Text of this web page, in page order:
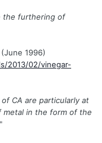
the furthering of
(June 1996)
2013/02/vinegar-
CA are particularly at
metal in the form of the